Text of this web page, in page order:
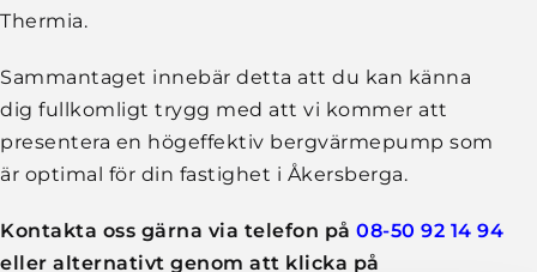
Thermia.
Sammantaget innebär detta att du kan känna
dig fullkomligt trygg med att vi kommer att
presentera en högeffektiv bergvärmepump som
är optimal för din fastighet i Åkersberga.
Kontakta oss gärna via telefon på 08-50 92 14 94
eller alternativt genom att klicka på